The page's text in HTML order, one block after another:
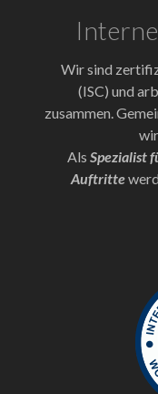
Wir sind
(ISC) und
zusammen.
Als Spezialist
Auftritte